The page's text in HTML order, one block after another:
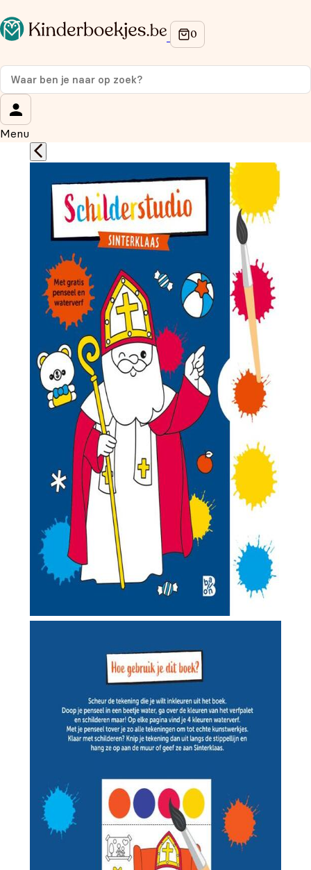
Menu
Op de hoogte blijven van onze acties?
Meld je aan voor onze nieuwsbrief en ontvang
korting
Wat is je voornaam?
Wat is je e-mailadres?*
Aanmelden
We gebruiken je gegevens om contact op te nemen, in
overeenstemming met ons